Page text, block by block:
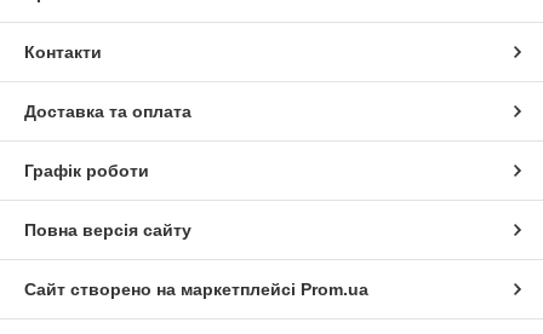
Контакти
Доставка та оплата
Графік роботи
Повна версія сайту
Сайт створено на маркетплейсі Prom.ua